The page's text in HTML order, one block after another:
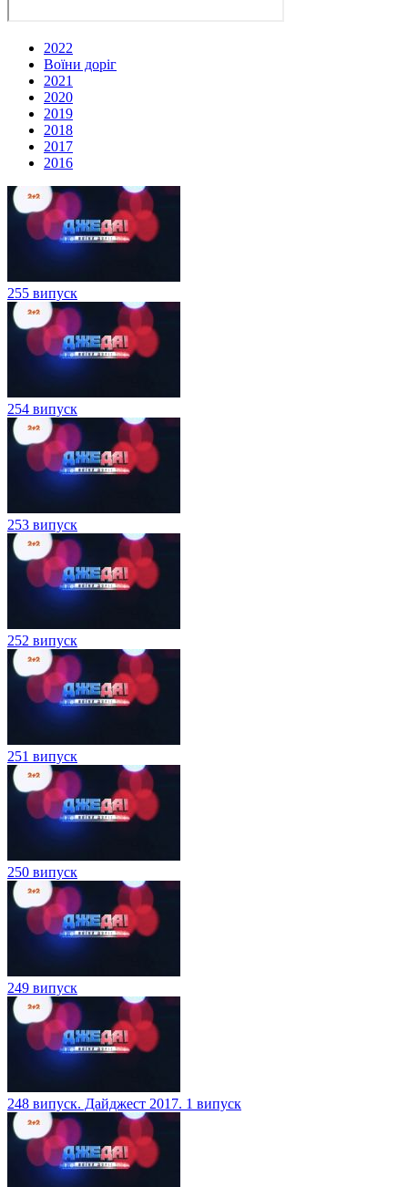
2022
Воїни доріг
2021
2020
2019
2018
2017
2016
255 випуск
254 випуск
253 випуск
252 випуск
251 випуск
250 випуск
249 випуск
248 випуск. Дайджест 2017. 1 випуск